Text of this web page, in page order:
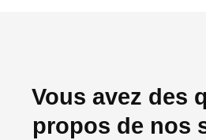
Vous avez des
propos de nos